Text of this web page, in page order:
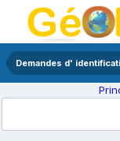
Demandes d'